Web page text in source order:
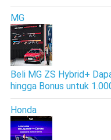
MG
Beli MG ZS Hybrid+
hingga Bonus untuk
Honda